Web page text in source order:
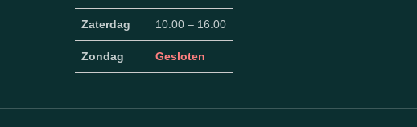
Zaterdag 10:00 – 16:00
Zondag Gesloten